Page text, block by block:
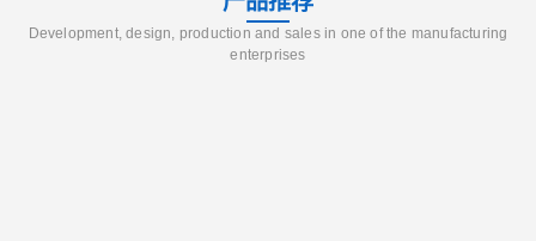
Development, design, production and sales in one of the manufacturing
enterprises